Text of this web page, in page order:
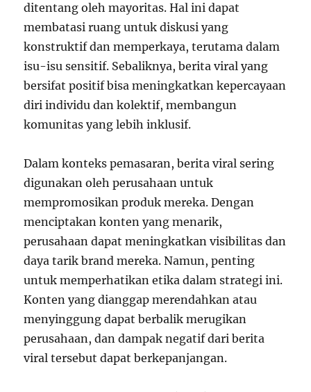
ditentang oleh mayoritas. Hal ini dapat
membatasi ruang untuk diskusi yang
konstruktif dan memperkaya, terutama dalam
isu-isu sensitif. Sebaliknya, berita viral yang
bersifat positif bisa meningkatkan kepercayaan
diri individu dan kolektif, membangun
komunitas yang lebih inklusif.
Dalam konteks pemasaran, berita viral sering
digunakan oleh perusahaan untuk
mempromosikan produk mereka. Dengan
menciptakan konten yang menarik,
perusahaan dapat meningkatkan visibilitas dan
daya tarik brand mereka. Namun, penting
untuk memperhatikan etika dalam strategi ini.
Konten yang dianggap merendahkan atau
menyinggung dapat berbalik merugikan
perusahaan, dan dampak negatif dari berita
viral tersebut dapat berkepanjangan.